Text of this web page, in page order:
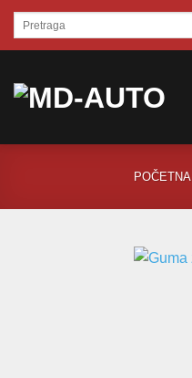
SkipPretraži:
POČETNA